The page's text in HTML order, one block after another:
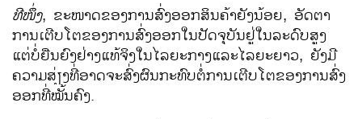
ທີ​ໜຶ່ງ, ຂະໜາດ​ຂອງການ​ສົ່ງ​ອອກ​ສິນຄ້າຍັງ​ນ້ອຍ, ອັດຕາ​
ການ​ເຕີບ​ໂຕ​ຂອງ​ການ​ສົ່ງ​ອອກໃນປັດຈຸບັນຢູ່ໃນລະດົບສູງ
ແຕ່ບໍ່ຍືນຍົງຢ່າງແທ້ຈິງໃນໄລຍະກາງແລະ​ໄລຍະ​ຍາວ, ຍັງ​ມີ​
ຄວາມ​ສ່ຽງ​ທີ່​ອາດ​ຈະ​ສົ່ງ​ຜົນ​​ກະ​ທົບ​ຕໍ່​ການ​ເຕີບ​ໂຕ​ຂອງການ​ສົ່ງ​
ອອກ​ທີ່​ໝັ້ນ​ຄົງ.